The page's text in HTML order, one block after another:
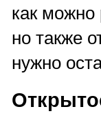
как
но также
нужно